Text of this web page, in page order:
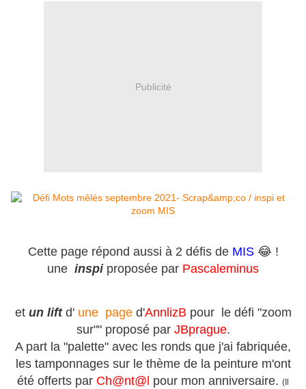
Publicité
Cette page répond aussi à 2 défis de MIS😂 !
une inspiproposée par Pascaleminus
et un liftd' une paged'AnnlizB pour le défi "zoom
sur"" proposé par JBprague.
A part la "palette" avec les ronds que j'ai fabriquée,
les tamponnages sur le thème de la peinture m'ont
été offerts par Ch@nt@l pour mon anniversaire. (Il